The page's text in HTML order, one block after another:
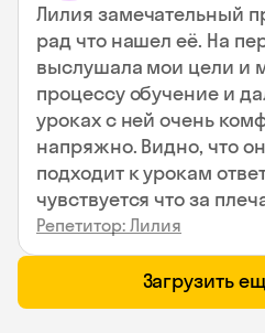
Лилия замечательный
рад что нашел её. На
выслушала мои цели и
процессу обучение и
уроках с ней очень
напряжно. Видно, что
подходит к урокам
чувствуется что за
Репетитор: Лилия
Загрузить